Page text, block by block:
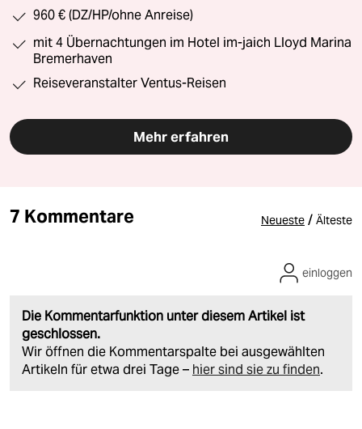
960 € (DZ/HP/ohne Anreise)
mit 4 Übernachtungen im Hotel im-jaich Lloyd Marina
Bremerhaven
Reiseveranstalter Ventus-Reisen
Mehr erfahren
7 Kommentare Neueste / Älteste
Die Kommentarfunktion unter diesem Artikel ist
geschlossen.
Wir öffnen die Kommentarspalte bei ausgewählten
Artikeln für etwa drei Tage – hier sind sie zu finden.
einloggen